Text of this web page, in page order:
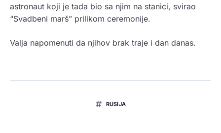
astronaut koji je tada bio sa njim na stanici, svirao
“Svadbeni marš” prilikom ceremonije.
Valja napomenuti da njihov brak traje i dan danas.
RUSIJA